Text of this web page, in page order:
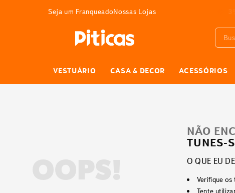
Seja um FranqueadoNossas Lojas
3% DE DESCONTO
VESTUÁRIO CASA & DECOR ACESSÓRIOS
NÃO
TUNES-
O QUE EU
Verifique
Tente